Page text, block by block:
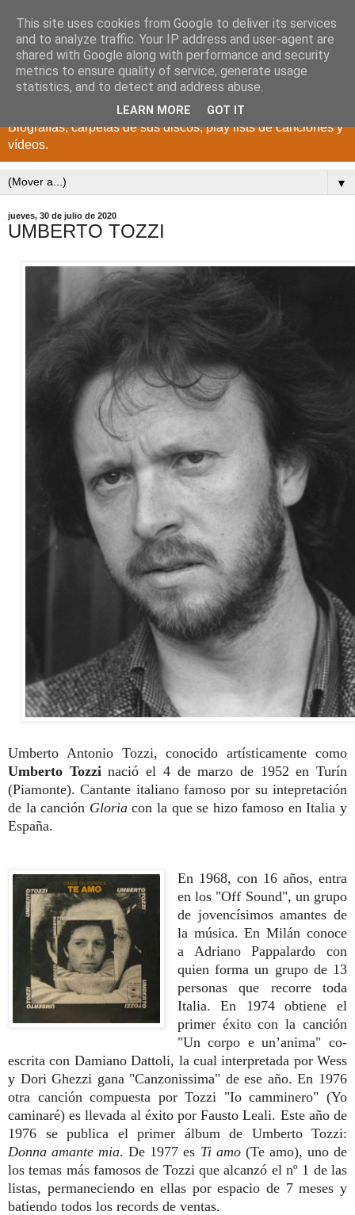
DISCOS PARA EL
RECUERDO
CANTANTES Y GRUPOS DE LOS AÑOS 1950 a 2022.
Biografías, carpetas de sus discos, play lists de canciones y
vídeos.
▼
jueves, 30 de julio de 2020
UMBERTO TOZZI
Umberto Antonio Tozzi, conocido artísticamente como
Umberto Tozzi nació el 4 de marzo de 1952 en Turín
(Piamonte). Cantante italiano famoso por su intepretación
de la canción Gloriacon la que se hizo famoso en Italia y
España.
En 1968, con 16 años, entra
en los "Off Sound", un grupo
de jovencísimos amantes de
la música. En Milán conoce
a Adriano Pappalardo con
quien forma un grupo de 13
personas que recorre toda
Italia. En 1974 obtiene el
primer éxito con la canción
"Un corpo e un’anima" co-
escrita con Damiano Dattoli, la cual interpretada por Wess
y Dori Ghezzi gana "Canzonissima" de ese año. En 1976
otra canción compuesta por Tozzi "Io camminero" (Yo
caminaré) es llevada al éxito por Fausto Leali. Este año de
1976 se publica el primer álbum de Umberto Tozzi:
Donna amante mia. De 1977 es Ti amo(Te amo), uno de
los temas más famosos de Tozzi que alcanzó el nº 1 de las
listas, permaneciendo en ellas por espacio de 7 meses y
batiendo todos los records de ventas.
This site uses cookies from Google to deliver its services
and to analyze traffic. Your IP address and user-agent are
shared with Google along with performance and security
metrics to ensure quality of service, generate usage
statistics, and to detect and address abuse.
LEARN MORE GOT IT